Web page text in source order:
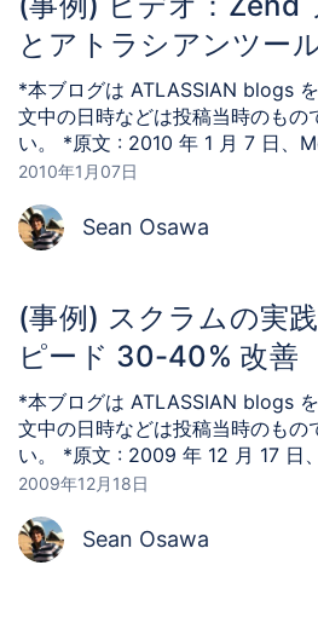
とアトラシアンツー
*本ブログは ATLASSIAN blogs
文中の日時などは投稿当時のもの
い。 *原文 : 2010 年 1 月 7 日、
2010年1月07日
Sean Osawa
(事例) スクラムの実
ピード 30-40% 改善
*本ブログは ATLASSIAN blogs
文中の日時などは投稿当時のもの
い。 *原文 : 2009 年 12 月 17 日
2009年12月18日
Sean Osawa